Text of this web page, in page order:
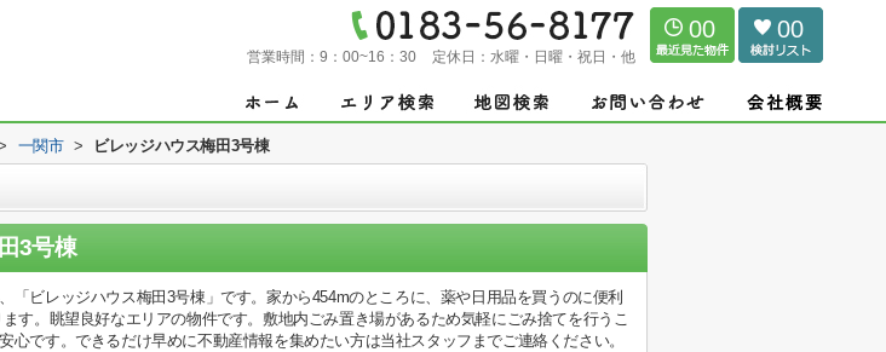
営業時間： 9：00~16：30 定休日： 水曜・日曜・祝日・他
00 00
一関市 > ビレッジハウス梅田3号棟
3号棟
「ビレッジハウス梅田3号棟」です。家から454mのところに、薬や日用品を買うのに便利
す。眺望良好なエリアの物件です。敷地内ごみ置き場があるため気軽にごみ捨てを行うこ
心です。できるだけ早めに不動産情報を集めたい方は当社スタッフまでご連絡ください。